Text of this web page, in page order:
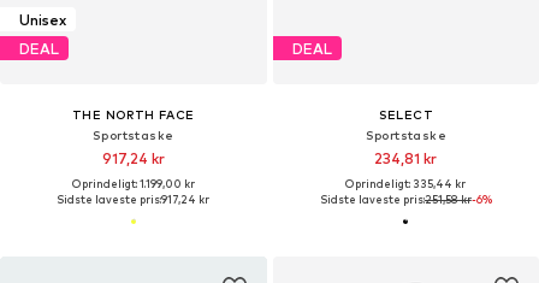
Unisex
DEAL
THE NORTH FACE
Sportstaske
917,24 kr
Oprindeligt: 1.199,00 kr
Sidste laveste pris:917,24 kr
DEAL
SELECT
Sportstaske
234,81 kr
Oprindeligt: 335,44 kr
Sidste laveste pris:251,58 kr-6%